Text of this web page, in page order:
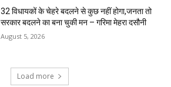
32 विधायकों के चेहरे बदलने से कुछ नहीं होगा,जनता तो
सरकार बदलने का बना चुकी मन – गरिमा मेहरा दसौनी
August 5, 2026
Load more